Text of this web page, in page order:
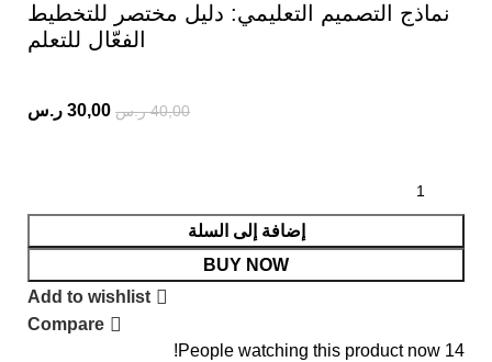
نماذج التصميم التعليمي: دليل مختصر للتخطيط
الفعّال للتعلم
40,00 ر.س 30,00 ر.س
إضافة إلى السلة
BUY NOW
Add to wishlist
Compare
14
People watching this product now!